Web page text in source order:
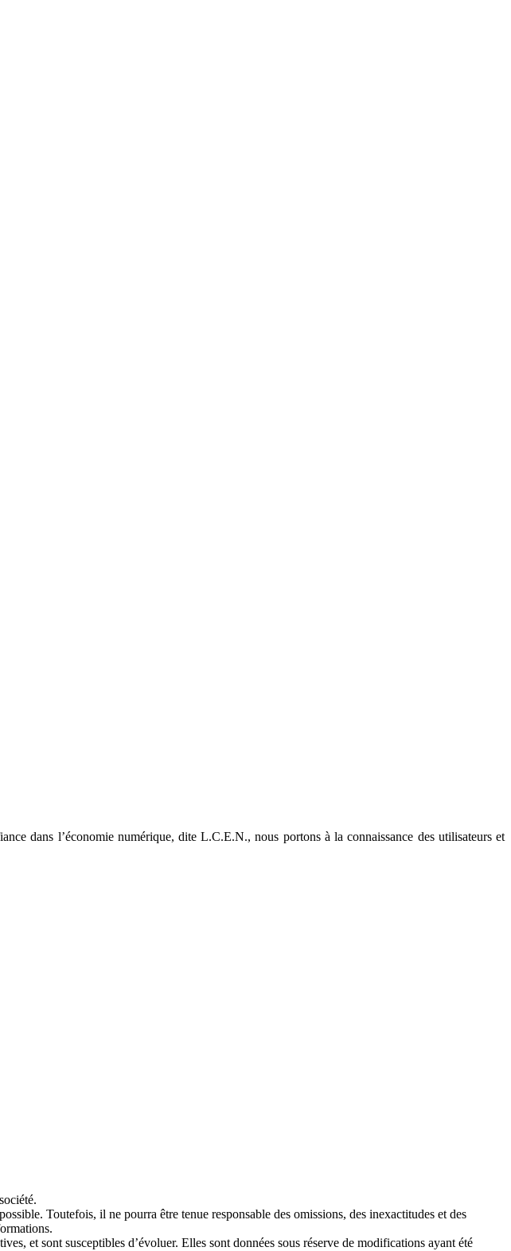
dans l’économie numérique, dite L.C.E.N., nous portons à la connaissance des utilisateurs et
Toutefois, il ne pourra être tenue responsable des omissions, des inexactitudes et des
et sont susceptibles d’évoluer. Elles sont données sous réserve de modifications ayant été